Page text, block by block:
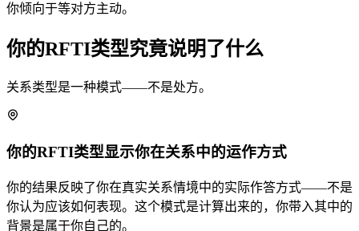
你倾向于等对方主动。
你的RFTI类型究竟说明了什么
关系类型是一种模式——不是处方。
你的RFTI类型显示你在关系中的运作方式
你的结果反映了你在真实关系情境中的实际作答方式——不是
你认为应该如何表现。这个模式是计算出来的，你带入其中的
背景是属于你自己的。